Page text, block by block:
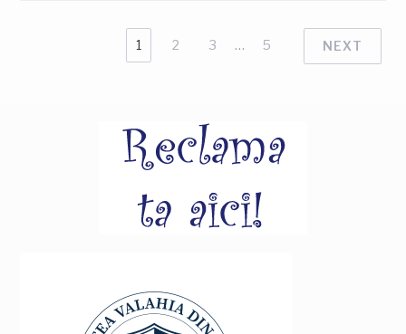
1 2 3 … 5 NEXT